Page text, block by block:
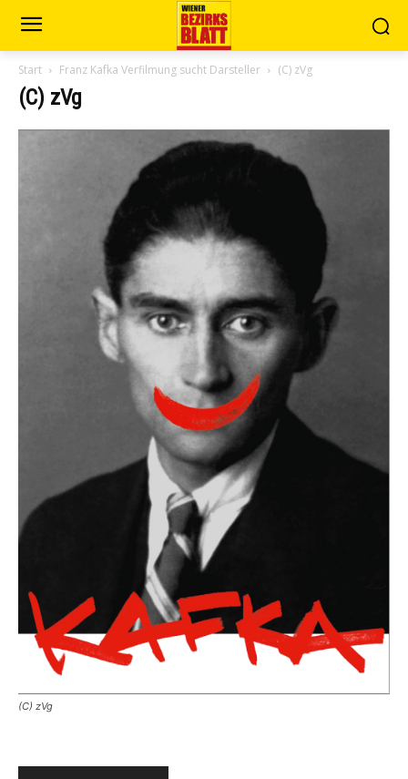
Start Franz Kafka Verfilmung sucht Darsteller (C) zVg
(C) zVg
(C) zVg